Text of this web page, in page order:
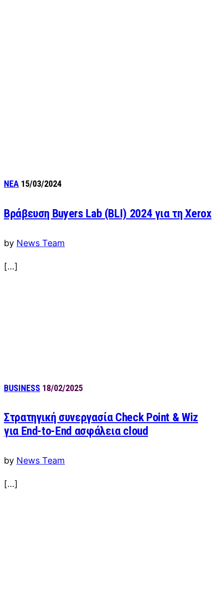
ΝΕΑ 15/03/2024
Βράβευση Buyers Lab (BLI) 2024 για τη Xerox
by News Team
[…]
BUSINESS 18/02/2025
Στρατηγική συνεργασία Check Point & Wiz
για End-to-End ασφάλεια cloud
by News Team
[…]